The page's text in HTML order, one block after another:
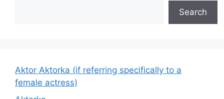
Search
Aktor Aktorka (if referring specifically to a
female actress)